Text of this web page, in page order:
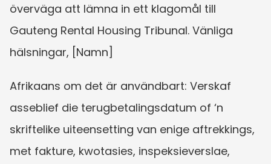
överväga att lämna in ett klagomål till
Gauteng Rental Housing Tribunal. Vänliga
hälsningar, [Namn]
Afrikaans om det är användbart: Verskaf
asseblief die terugbetalingsdatum of ‘n
skriftelike uiteensetting van enige aftrekkings,
met fakture, kwotasies, inspeksieverslae,